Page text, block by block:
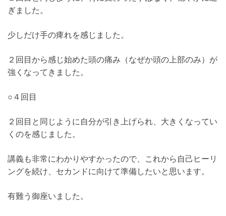
ぎました。
少しだけ手の痺れを感じました。
２回目から感じ始めた頭の痛み（なぜか頭の上部のみ）が
強くなってきました。
○４回目
２回目と同じように自分が引き上げられ、大きくなってい
くのを感じました。
講義も非常にわかりやすかったので、これから自己ヒーリ
ングを続け、セカンドに向けて準備したいと思います。
有難う御座いました。